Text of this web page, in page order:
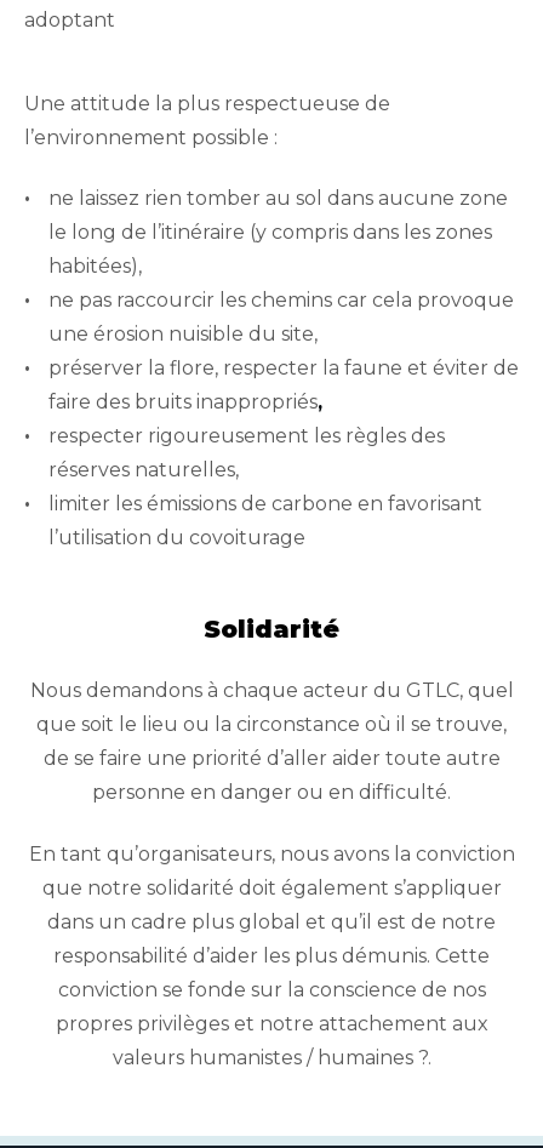
adoptant
Une attitude la plus respectueuse de
l’environnement possible :
ne laissez rien tomber au sol dans aucune zone
le long de l’itinéraire (y compris dans les zones
habitées),
ne pas raccourcir les chemins car cela provoque
une érosion nuisible du site,
préserver la flore, respecter la faune et éviter de
faire des bruits inappropriés,
respecter rigoureusement les règles des
réserves naturelles,
limiter les émissions de carbone en favorisant
l’utilisation du covoiturage
Solidarité
Nous demandons à chaque acteur du GTLC, quel
que soit le lieu ou la circonstance où il se trouve,
de se faire une priorité d’aller aider toute autre
personne en danger ou en difficulté.
En tant qu’organisateurs, nous avons la conviction
que notre solidarité doit également s’appliquer
dans un cadre plus global et qu’il est de notre
responsabilité d’aider les plus démunis. Cette
conviction se fonde sur la conscience de nos
propres privilèges et notre attachement aux
valeurs humanistes / humaines ?.